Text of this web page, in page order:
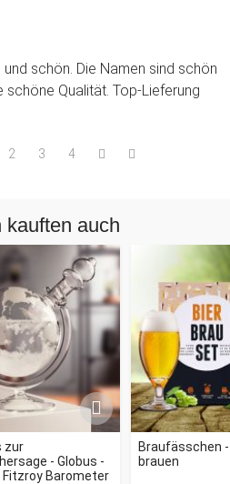
schön. Die Namen sind schön
Qualität. Top-Lieferung
2 3 4
kauften auch
zur
- Globus -
Barometer
Braufässchen
brauen